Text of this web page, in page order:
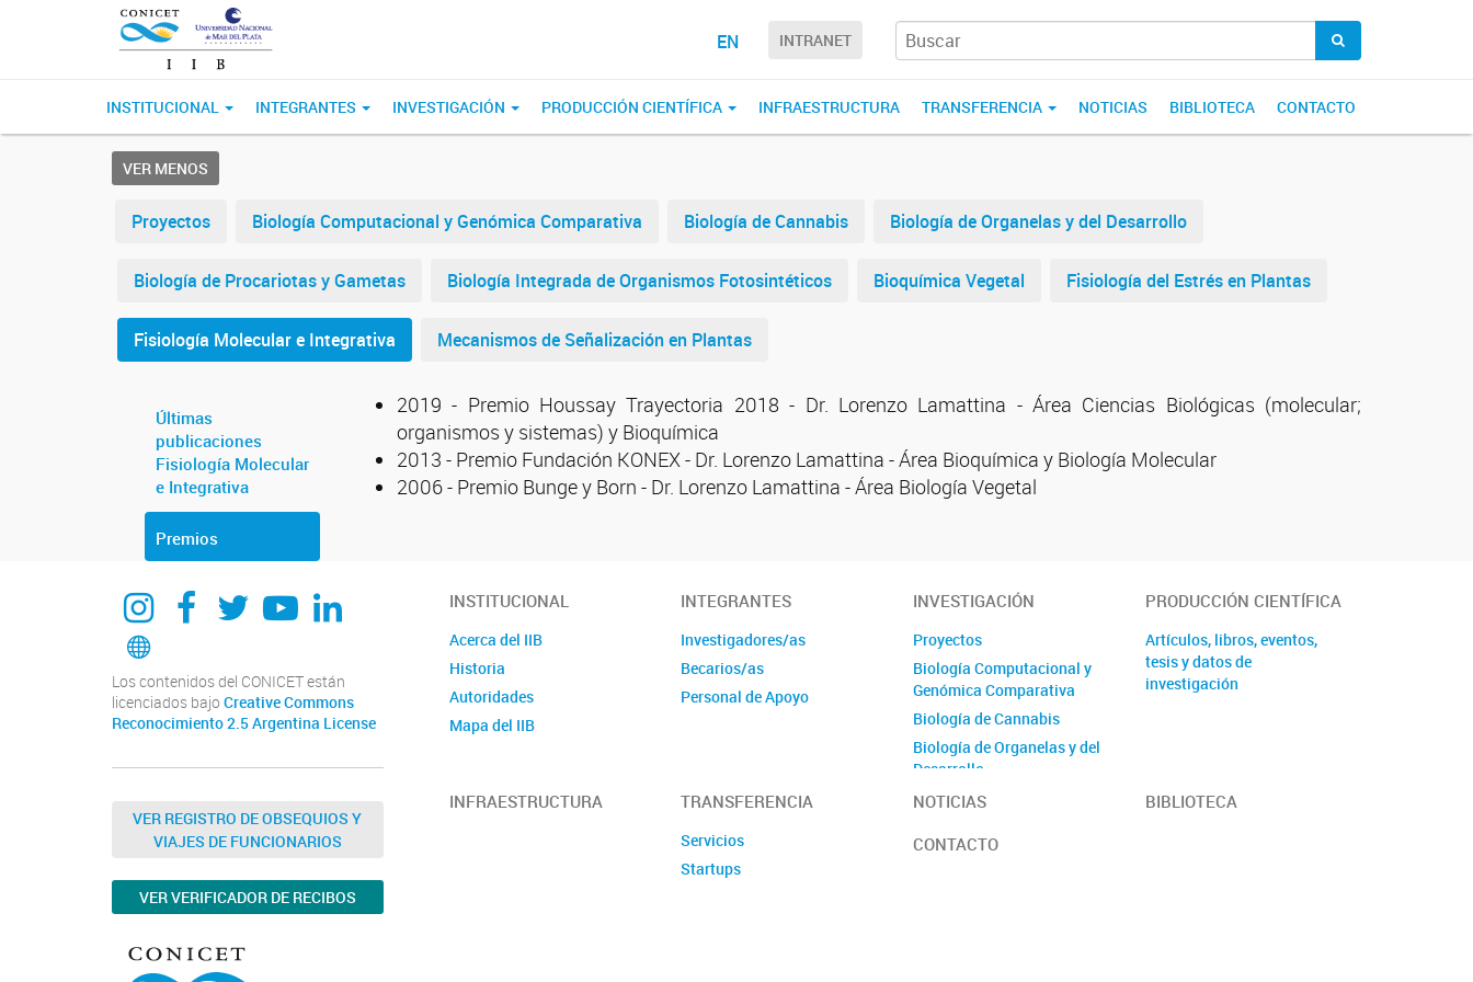
EN INTRANET
INSTITUCIONAL INTEGRANTES INVESTIGACIÓN PRODUCCIÓN CIENTÍFICA INFRAESTRUCTURA TRANSFERENCIA NOTICIAS BIBLIOTECA CONTACTO
VER MENOS
Proyectos Biología Computacional y Genómica Comparativa Biología de Cannabis Biología de Organelas y del Desarrollo
Biología de Procariotas y Gametas Biología Integrada de Organismos Fotosintéticos Bioquímica Vegetal Fisiología del Estrés en Plantas
Fisiología Molecular e Integrativa Mecanismos de Señalización en Plantas
Últimas
publicaciones
Fisiología Molecular
e Integrativa
Premios
2019 - Premio Houssay Trayectoria 2018 - Dr. Lorenzo Lamattina - Área Ciencias Biológicas (molecular;
organismos y sistemas) y Bioquímica
2013 - Premio Fundación KONEX - Dr. Lorenzo Lamattina - Área Bioquímica y Biología Molecular
2006 - Premio Bunge y Born - Dr. Lorenzo Lamattina - Área Biología Vegetal
Instagram
Facebook
Twitter
YouTube
Linkedin
Bluesky
Los contenidos del CONICET están
licenciados bajo Creative Commons
Reconocimiento 2.5 Argentina License
VER REGISTRO DE OBSEQUIOS Y
VIAJES DE FUNCIONARIOS
VER VERIFICADOR DE RECIBOS
INSTITUCIONAL
Acerca del IIB
Historia
Autoridades
Mapa del IIB
INTEGRANTES
Investigadores/as
Becarios/as
Personal de Apoyo
INVESTIGACIÓN
Proyectos
Biología Computacional y
Genómica Comparativa
Biología de Cannabis
Biología de Organelas y del
Desarrollo
Biología de Procariotas y
Biología Integrada de
PRODUCCIÓN CIENTÍFICA
Artículos, libros, eventos,
tesis y datos de
investigación
INFRAESTRUCTURA TRANSFERENCIA
Servicios
Startups
NOTICIAS
BIBLIOTECA
CONTACTO